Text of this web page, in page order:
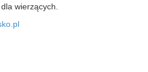
wierzących.